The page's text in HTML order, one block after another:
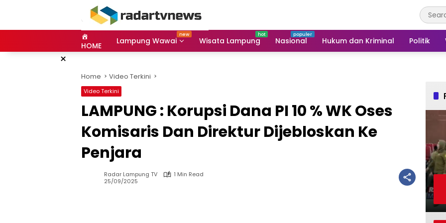
HOME Lampung Wawai Wisata Lampung Nasional Hukum dan Kriminal Politik
×
Home Video Terkini
Video Terkini
LAMPUNG : Korupsi Dana PI 10 % WK Oses
Komisaris Dan Direktur Dijebloskan Ke
Penjara
Radar Lampung TV
1 Min Read
25/09/2025